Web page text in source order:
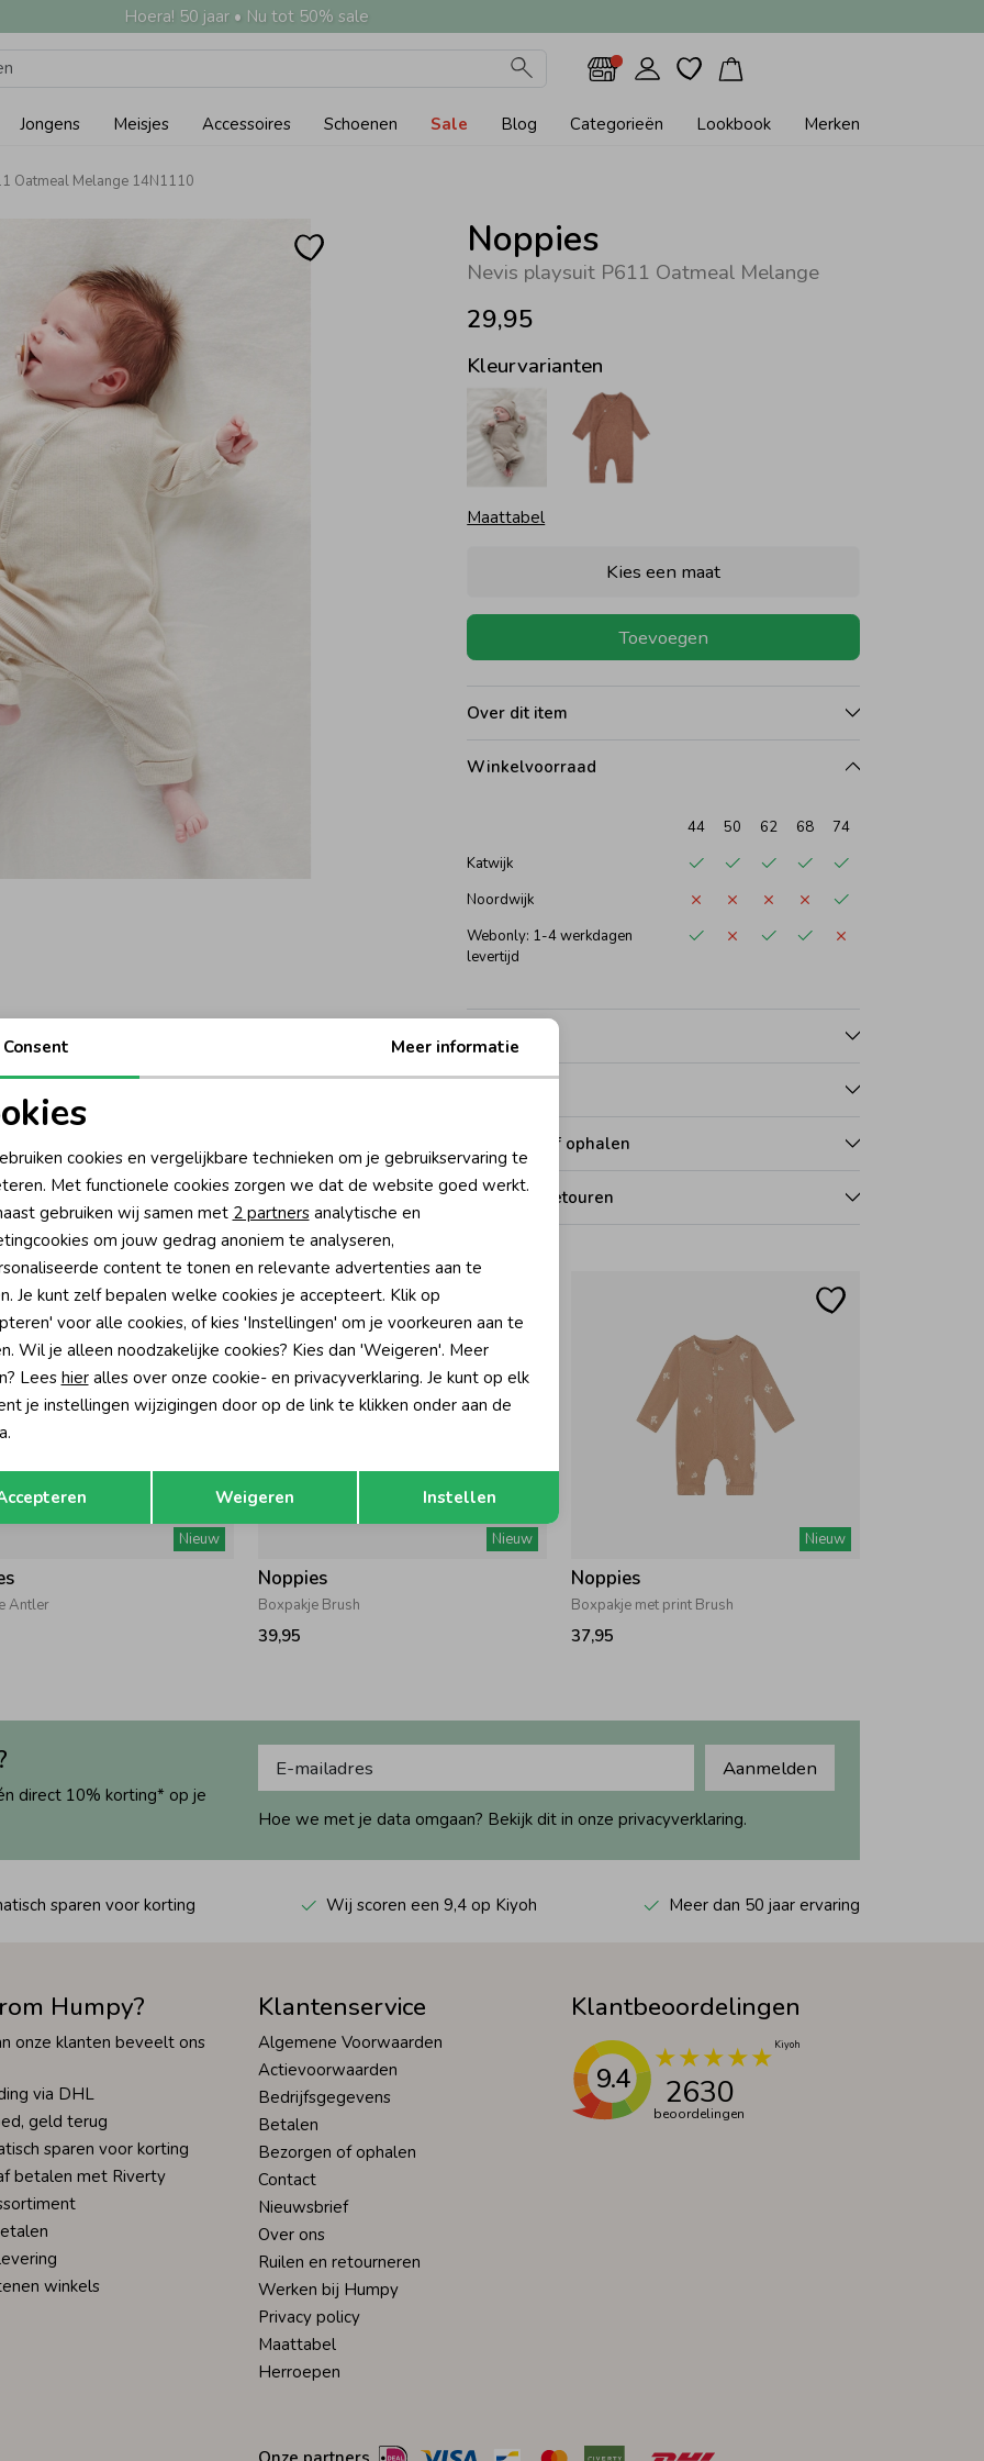
Hoera! 50 jaar • Nu tot 50% sale
Jongens Meisjes Accessoires Schoenen Sale Blog Categorieën Lookbook Merken
Oatmeal Melange 14N1110
Noppies
Nevis playsuit P611 Oatmeal Melange
29,95
Kleurvarianten
Maattabel
Kies een maat
Toevoegen
Over dit item
Winkelvoorraad
44 50 62 68
74
Katwijk
Noordwijk
Webonly: 1-4 werkdagen
levertijd
Kenmerken
Bezorgen of ophalen
Ruilen en retouren
Nieuw
Antler
Nieuw
Noppies
Boxpakje Brush
39,95
Nieuw
Noppies
Boxpakje met print Brush
37,95
direct 10% korting* op je
Aanmelden
Hoe we met je data omgaan? Bekijk dit in onze privacyverklaring.
sparen voor korting Wij scoren een 9,4 op Kiyoh Meer dan 50 jaar ervaring
Humpy?
onze klanten beveelt ons
via DHL
geld terug
sparen voor korting
betalen met Riverty
winkels
Klantenservice
Algemene Voorwaarden
Actievoorwaarden
Bedrijfsgegevens
Betalen
Bezorgen of ophalen
Contact
Nieuwsbrief
Over ons
Ruilen en retourneren
Werken bij Humpy
Privacy policy
Maattabel
Herroepen
Klantbeoordelingen
9.4 2630
beoordelingen
cookies
cookies Marketing cookies
Opslaan
Consent Meer informatie
cookies en vergelijkbare technieken om je gebruikservaring te
Met functionele cookies zorgen we dat de website goed werkt.
gebruiken wij samen met 2 partnersanalytische en
om jouw gedrag anoniem te analyseren,
content te tonen en relevante advertenties aan te
Je kunt zelf bepalen welke cookies je accepteert. Klik op
voor alle cookies, of kies 'Instellingen' om je voorkeuren aan te
Wil je alleen noodzakelijke cookies? Kies dan 'Weigeren'. Meer
Lees hieralles over onze cookie- en privacyverklaring. Je kunt op elk
je instellingen wijzigingen door op de link te klikken onder aan de
Weigeren Instellen